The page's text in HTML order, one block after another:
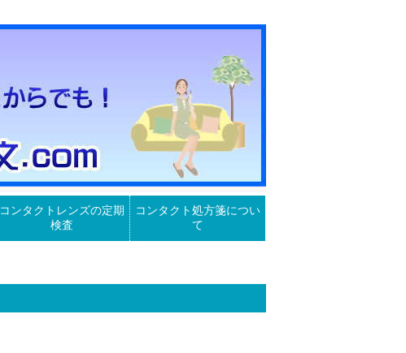
コンタクトレンズの定期
検査
コンタクト処方箋につい
て